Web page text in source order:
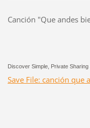
Canción "Que andes
Discover Simple, Private Sharing
Save File: canción que